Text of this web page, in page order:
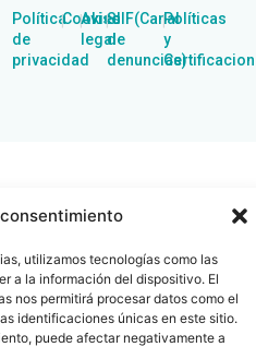
utilizamos tecnologías como las
a la información del dispositivo. El
nos permitirá procesar datos como el
identificaciones únicas en este sitio.
puede afectar negativamente a
Política
de
privacidad
|Cookies
|Aviso
legal
|SIIF(Canal
de
denuncias)
|Políticas
y